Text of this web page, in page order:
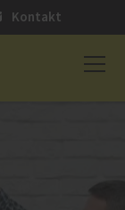
Kontakt